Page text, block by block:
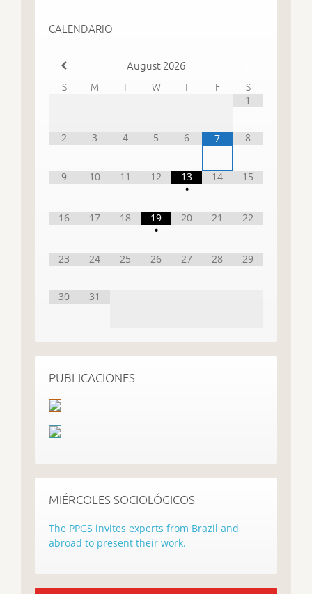
CALENDARIO
August2026
S M T W T F S
1
2 3 4 5 6 7 8
9 10 11 12
13
•
14 15
16 17 18
19
•
20 21 22
23 24 25 26 27 28 29
30 31
PUBLICACIONES
MIÉRCOLES SOCIOLÓGICOS
The PPGS invites experts from Brazil and
abroad to present their work.